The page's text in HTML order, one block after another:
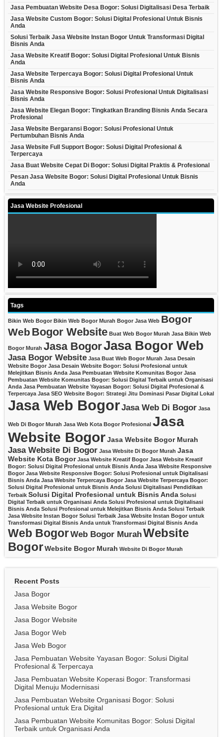
Jasa Pembuatan Website Desa Bogor: Solusi Digitalisasi Desa Terbaik
Jasa Website Custom Bogor: Solusi Digital Profesional Untuk Bisnis
Anda
Solusi Terbaik Jasa Website Instan Bogor Untuk Transformasi Digital
Bisnis Anda
Jasa Website Kreatif Bogor: Solusi Digital Profesional Untuk Bisnis
Anda
Jasa Website Terpercaya Bogor: Solusi Digital Profesional Untuk
Bisnis Anda
Jasa Website Responsive Bogor: Solusi Profesional Untuk Digitalisasi
Bisnis Anda
Jasa Website Elegan Bogor: Tingkatkan Branding Bisnis Anda Secara
Profesional
Jasa Website Bergaransi Bogor: Solusi Profesional Untuk
Pertumbuhan Bisnis Anda
Jasa Website Full Support Bogor: Solusi Digital Profesional &
Terpercaya
Jasa Buat Website Cepat Di Bogor: Solusi Digital Praktis & Profesional
Pesan Jasa Website Bogor: Solusi Digital Profesional Untuk Bisnis
Anda
Jasa Website Profesional
Tags
Bikin Web Bogor Bikin Web Bogor Murah Bogor Jasa Web Bogor
Web Bogor Website Buat Web Bogor Murah Jasa Bikin Web
Bogor Murah Jasa BogorJasa Bogor Web
Jasa Bogor Website Jasa Buat Web Bogor Murah Jasa Desain
Website Bogor Jasa Desain Website Bogor: Solusi Profesional untuk
Melejitkan Bisnis Anda Jasa Pembuatan Website Komunitas Bogor Jasa
Pembuatan Website Komunitas Bogor: Solusi Digital Terbaik untuk Organisasi
Anda Jasa Pembuatan Website Yayasan Bogor: Solusi Digital Profesional &
Terpercaya Jasa SEO Website Bogor: Strategi Jitu Dominasi Pasar Digital Lokal
Jasa Web BogorJasa Web Di Bogor Jasa
Web Di Bogor Murah Jasa Web Kota Bogor Profesional Jasa
Website BogorJasa Website Bogor Murah
Jasa Website Di Bogor Jasa Website Di Bogor Murah Jasa
Website Kota Bogor Jasa Website Kreatif Bogor Jasa Website Kreatif
Bogor: Solusi Digital Profesional untuk Bisnis Anda Jasa Website Responsive
Bogor Jasa Website Responsive Bogor: Solusi Profesional untuk Digitalisasi
Bisnis Anda Jasa Website Terpercaya Bogor Jasa Website Terpercaya Bogor:
Solusi Digital Profesional untuk Bisnis Anda Solusi Digitalisasi Pendidikan
Terbaik Solusi Digital Profesional untuk Bisnis Anda Solusi
Digital Terbaik untuk Organisasi Anda Solusi Profesional untuk Digitalisasi
Bisnis Anda Solusi Profesional untuk Melejitkan Bisnis Anda Solusi Terbaik
Jasa Website Instan Bogor Solusi Terbaik Jasa Website Instan Bogor untuk
Transformasi Digital Bisnis Anda untuk Transformasi Digital Bisnis Anda
Web BogorWeb Bogor MurahWebsite
BogorWebsite Bogor Murah Website Di Bogor Murah
Recent Posts
Jasa Bogor
Jasa Website Bogor
Jasa Bogor Website
Jasa Bogor Web
Jasa Web Bogor
Jasa Pembuatan Website Yayasan Bogor: Solusi Digital
Profesional & Terpercaya
Jasa Pembuatan Website Koperasi Bogor: Transformasi
Digital Menuju Modernisasi
Jasa Pembuatan Website Organisasi Bogor: Solusi
Profesional untuk Era Digital
Jasa Pembuatan Website Komunitas Bogor: Solusi Digital
Terbaik untuk Organisasi Anda